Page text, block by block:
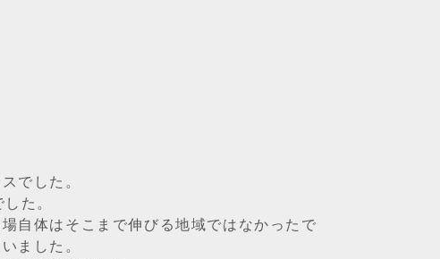
でした。
た。
自体はそこまで伸びる地域ではなかったで
ました。